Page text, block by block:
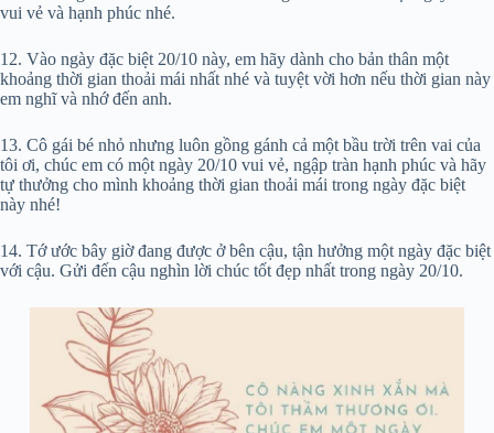
vui vẻ và hạnh phúc nhé.
12. Vào ngày đặc biệt 20/10 này, em hãy dành cho bản thân một
khoảng thời gian thoải mái nhất nhé và tuyệt vời hơn nếu thời gian này
em nghĩ và nhớ đến anh.
13. Cô gái bé nhỏ nhưng luôn gồng gánh cả một bầu trời trên vai của
tôi ơi, chúc em có một ngày 20/10 vui vẻ, ngập tràn hạnh phúc và hãy
tự thưởng cho mình khoảng thời gian thoải mái trong ngày đặc biệt
này nhé!
14. Tớ ước bây giờ đang được ở bên cậu, tận hưởng một ngày đặc biệt
với cậu. Gửi đến cậu nghìn lời chúc tốt đẹp nhất trong ngày 20/10.